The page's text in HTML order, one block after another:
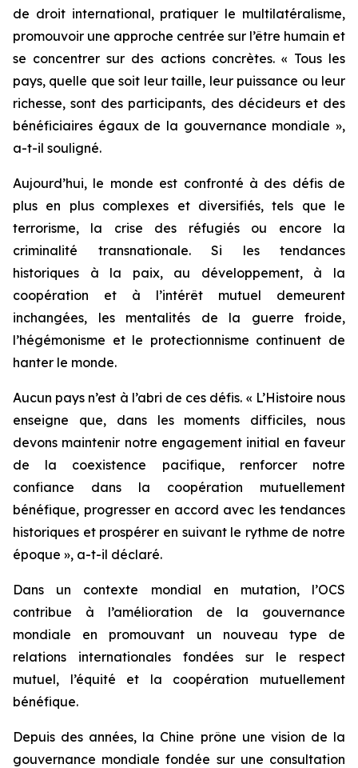
de droit international, pratiquer le multilatéralisme,
promouvoir une approche centrée sur l’être humain et
se concentrer sur des actions concrètes. « Tous les
pays, quelle que soit leur taille, leur puissance ou leur
richesse, sont des participants, des décideurs et des
bénéficiaires égaux de la gouvernance mondiale »,
a-t-il souligné.
Aujourd’hui, le monde est confronté à des défis de
plus en plus complexes et diversifiés, tels que le
terrorisme, la crise des réfugiés ou encore la
criminalité transnationale. Si les tendances
historiques à la paix, au développement, à la
coopération et à l’intérêt mutuel demeurent
inchangées, les mentalités de la guerre froide,
l’hégémonisme et le protectionnisme continuent de
hanter le monde.
Aucun pays n’est à l’abri de ces défis. « L’Histoire nous
enseigne que, dans les moments difficiles, nous
devons maintenir notre engagement initial en faveur
de la coexistence pacifique, renforcer notre
confiance dans la coopération mutuellement
bénéfique, progresser en accord avec les tendances
historiques et prospérer en suivant le rythme de notre
époque », a-t-il déclaré.
Dans un contexte mondial en mutation, l’OCS
contribue à l’amélioration de la gouvernance
mondiale en promouvant un nouveau type de
relations internationales fondées sur le respect
mutuel, l’équité et la coopération mutuellement
bénéfique.
Depuis des années, la Chine prône une vision de la
gouvernance mondiale fondée sur une consultation